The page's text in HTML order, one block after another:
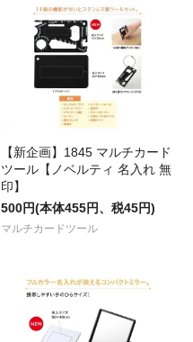
【新企画】1845 マルチカード
ツール【ノベルティ 名入れ 無
印】
500円(本体455円、税45円)
マルチカードツール